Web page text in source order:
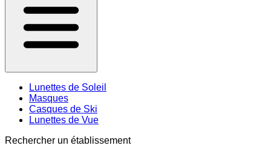
Lunettes de Soleil
Masques
Casques de Ski
Lunettes de Vue
Rechercher un établissement